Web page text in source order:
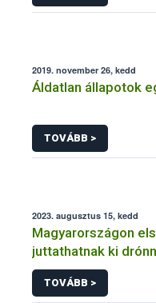
2019. november 26, kedd
Áldatlan állapotok
TOVÁBB >
2023. augusztus 15, kedd
Magyarországon
juttathatnak ki
TOVÁBB >